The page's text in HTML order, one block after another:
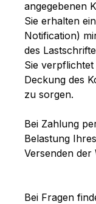
angegebenen
Sie erhalten
Notification)
des
Sie
Deckung des
zu sorgen.
Bei Zahlung
Belastung
Versenden der
Bei Fragen